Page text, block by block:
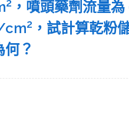
2 ，噴頭藥劑流量
cm2 ，試計算乾粉
？